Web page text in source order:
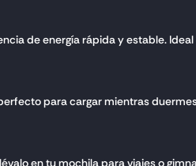
de energía rápida y estable.
para cargar mientras
en tu mochila para viajes o